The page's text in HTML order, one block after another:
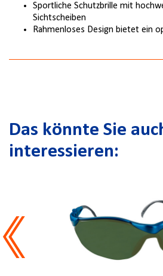
Sportliche Schutzbrille mit
Sichtscheiben
Rahmenloses Design bietet ein
Das könnte Sie
interessieren: